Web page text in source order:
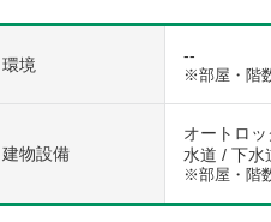
環境 --
※部屋・階
建物設備
オートロ
水道 / 下水
※部屋・階